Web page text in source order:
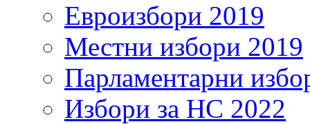
Евроизбори 2019
Местни избори 2019
Парламентарни
Избори за НС 2022